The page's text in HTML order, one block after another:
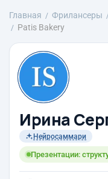
Главная Фрилансеры
Patis Bakery
Ирина
Нейросаммари
Презентации: